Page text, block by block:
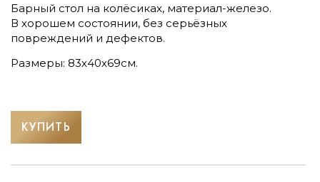
Барный стол на колёсиках, материал-железо.
В хорошем состоянии, без серьёзных
повреждений и дефектов.
Размеры: 83х40х69см.
КУПИТЬ